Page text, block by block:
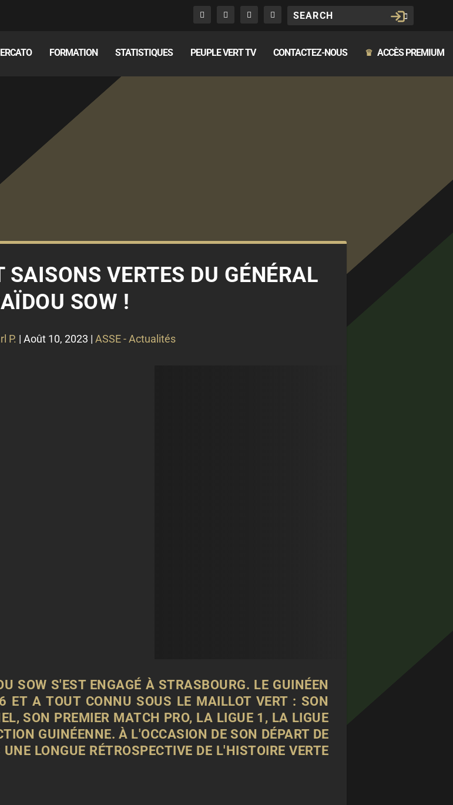
FORMATION STATISTIQUES PEUPLE VERT TV CONTACTEZ-NOUS ♛ ACCÈS PREMIUM
SAISONS VERTES DU GÉNÉRAL
SOW !
P. | Août 10, 2023 | ASSE - Actualités
SOW S'EST ENGAGÉ À STRASBOURG. LE GUINÉEN
ET A TOUT CONNU SOUS LE MAILLOT VERT : SON
SON PREMIER MATCH PRO, LA LIGUE 1, LA LIGUE
GUINÉENNE. À L'OCCASION DE SON DÉPART DE
LONGUE RÉTROSPECTIVE DE L'HISTOIRE VERTE